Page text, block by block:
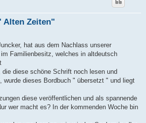
Alten Zeiten"
hat aus dem Nachlass unserer
Familienbesitz, welches in altdeutsch
die diese schöne Schrift noch lesen und
wurde dieses Bordbuch " übersetzt " und liegt
diese veröffentlichen und als spannende
wer macht es? In der kommenden Woche bin